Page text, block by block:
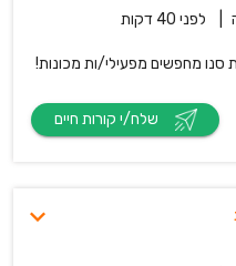
לפני 40 דקות
מחפשים מפעילי/ות מכונות!